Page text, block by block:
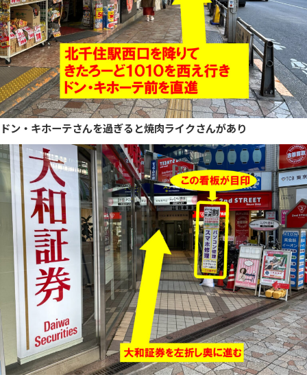
ドン・キホーテさんを過ぎると焼肉ライクさんがあり